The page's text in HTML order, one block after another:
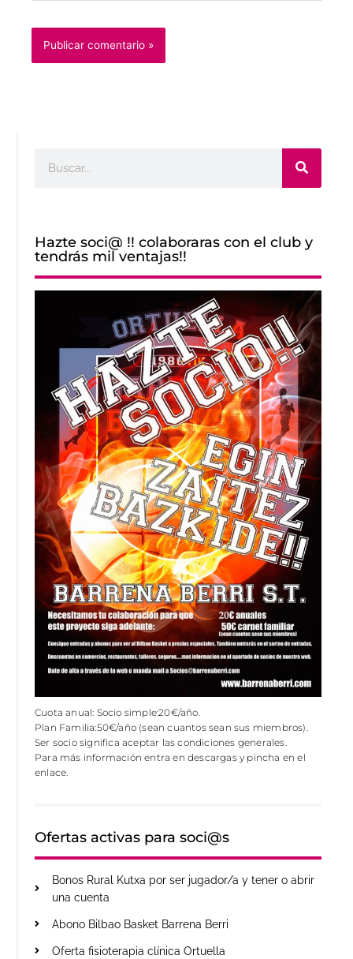
Hazte soci@ !! colaboraras con el club y
tendrás mil ventajas!!
Cuota anual: Socio simple:20€/año.
Plan Familia:50€/año (sean cuantos sean sus miembros).
Ser socio significa aceptar las condiciones generales.
Para más información entra en descargas y pincha en el
enlace.
Ofertas activas para soci@s
Bonos Rural Kutxa por ser jugador/a y tener o abrir
una cuenta
Abono Bilbao Basket Barrena Berri
Oferta fisioterapia clínica Ortuella